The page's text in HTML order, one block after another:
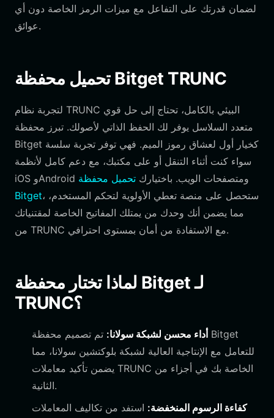
لضمان قدرتك على التفاعل مع ميزات الرمز الخاصة دون أي
عوائق.
تحميل محفظة Bitget TRUNC
لتجربة نظام TRUNC البيئي بالكامل، تحتاج إلى حل قوي
متعدد السلاسل يوفر لك الحفظ الذاتي لأصولك. تبرز محفظة
Bitget كخيار أول لعشاق رموز الميم. فهي توفر تجربة سلسة
سواء كنت أثناء التنقل أو على مكتبك، مع دعم كامل لأنظمة
iOS وAndroid ومتصفحات الويب. باختيارك تحميل محفظة
Bitget، ستحصل على منصة تعطي الأولوية لتحكم المستخدم،
مما يضمن أنك وحدك من يمتلك المفاتيح الخاصة لمقتنياتك
من TRUNC مع الاستفادة من أمان بمستوى احترافي.
لماذا تختار محفظة Bitget لـ
TRUNC؟
أداء محسن لشبكة سولانا: تم تصميم محفظة Bitget
للتعامل مع الإنتاجية العالية لشبكة بلوكتشين سولانا، مما
يضمن تأكيد معاملات TRUNC الخاصة بك في أجزاء من
الثانية.
كفاءة الرسوم المنخفضة: استفد من تكاليف المعاملات